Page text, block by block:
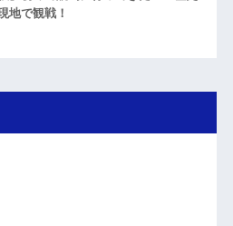
地で観戦！